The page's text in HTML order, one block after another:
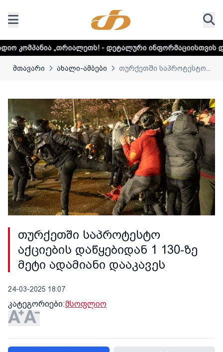
- დეტალური ინფორმაციისთვის დააკლიკეთ ლინკს
მთავარი ახალი-ამბები თურქეთში საპროტესტო...
თურქეთში საპროტესტო
აქციების დაწყებიდან 1 130-ზე
მეტი ადამიანი დააკავეს
24-03-2025 18:07
კატეგორიები:მსოფლიო